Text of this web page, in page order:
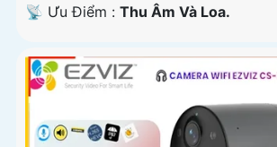
️📡 Ưu Điểm : Thu Âm Và Loa.